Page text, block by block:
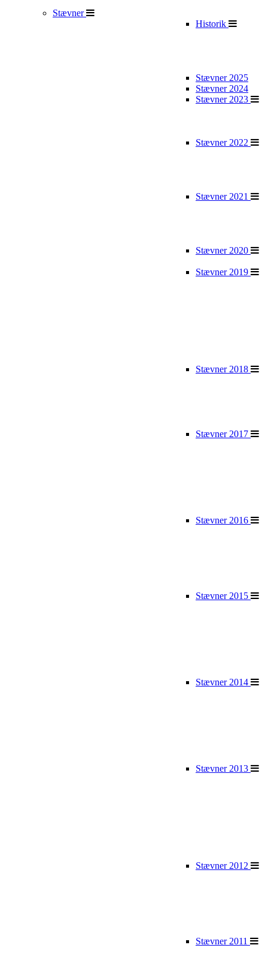
Stævner
Historik
Stævner 2025
Stævner 2024
Stævner 2023
Stævner 2022
Stævner 2021
Stævner 2020
Stævner 2019
Stævner 2018
Stævner 2017
Stævner 2016
Stævner 2015
Stævner 2014
Stævner 2013
Stævner 2012
Stævner 2011